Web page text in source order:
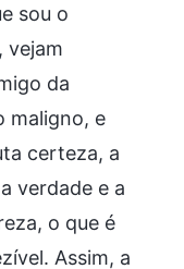
sou o
vejam
da
maligno, e
certeza, a
verdade e a
o que é
Assim, a